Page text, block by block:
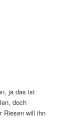
ja das ist
doch
Riesen will ihn